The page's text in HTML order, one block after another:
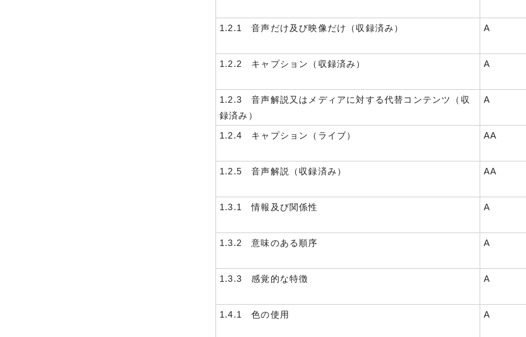
1.2.1 音声だけ及び映像だけ（収録済み）
A
1.2.2 キャプション（収録済み） A
1.2.3 音声解説又はメディアに対する代替コンテンツ（収
録済み）
A
1.2.4 キャプション（ライブ） AA
1.2.5 音声解説（収録済み） AA
1.3.1 情報及び関係性 A
1.3.2 意味のある順序
A
1.3.3 感覚的な特徴
A
1.4.1 色の使用
A